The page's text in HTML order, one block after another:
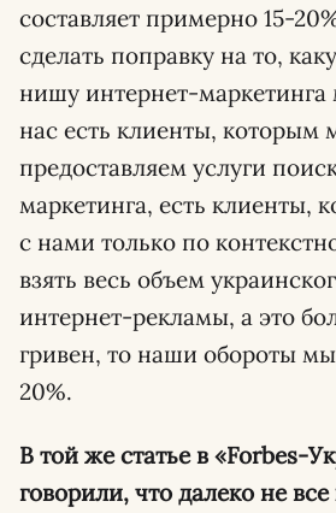
составляет примерно 15-
сделать поправку на то,
нишу интернет-
нас есть клиенты, которым
предоставляем услуги
маркетинга, есть клиенты,
с нами только по
взять весь объем
интернет-рекламы, а это
гривен, то наши обороты
20%.
В той же статье в «Forbes-
говорили, что далеко не